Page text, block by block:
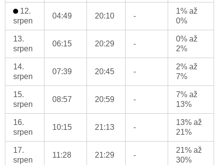
12.
srpen
04:49 20:10 -
1% až
0%
13.
srpen
06:15 20:29 -
0% až
2%
14.
srpen
07:39 20:45 -
2% až
7%
15.
srpen
08:57 20:59 -
7% až
13%
16.
srpen
10:15 21:13 -
13% až
21%
17.
srpen
11:28 21:29 -
21% až
30%